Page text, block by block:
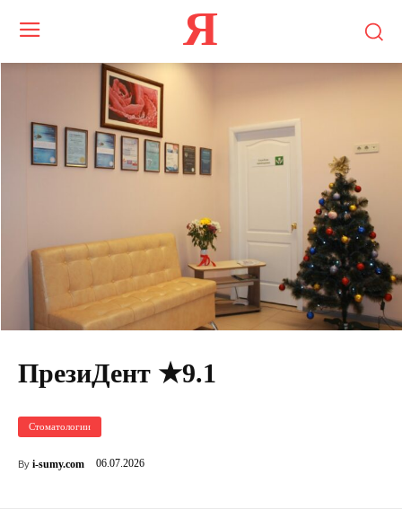
Я
ПрезиДент ★9.1
Стоматологии
By i-sumy.com 06.07.2026